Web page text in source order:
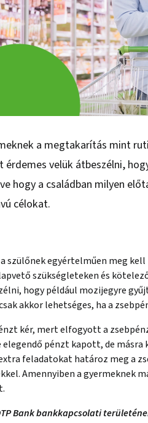
a megtakarítás mint
velük átbeszélni,
hogy a családban milyen
célokat.
szülőnek egyértelműen meg
szükségleteken és
hogy például mozijegyre
akkor lehetséges, ha a
kér, mert elfogyott a
elegendő pénzt kapott, de
feladatokat határoz meg a
Amennyiben a gyermeknek
Bank bankkapcsolati